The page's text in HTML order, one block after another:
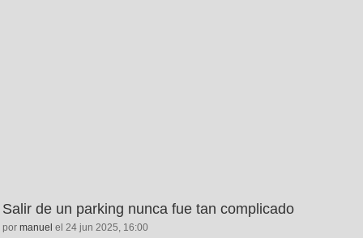
Salir de un parking nunca fue tan complicado
por manuel el 24 jun 2025, 16:00